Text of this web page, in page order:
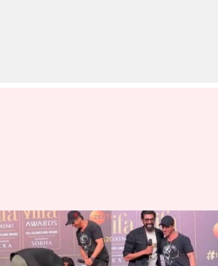
Rana Daggubati: కాళ్లు మొక్కిన
రానా.. సీనియర్లు అంటే ఎంత
గౌరవమో!